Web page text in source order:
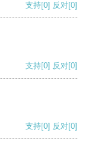
支持[0] 反对[0]
支持[0] 反对[0]
支持[0] 反对[0]